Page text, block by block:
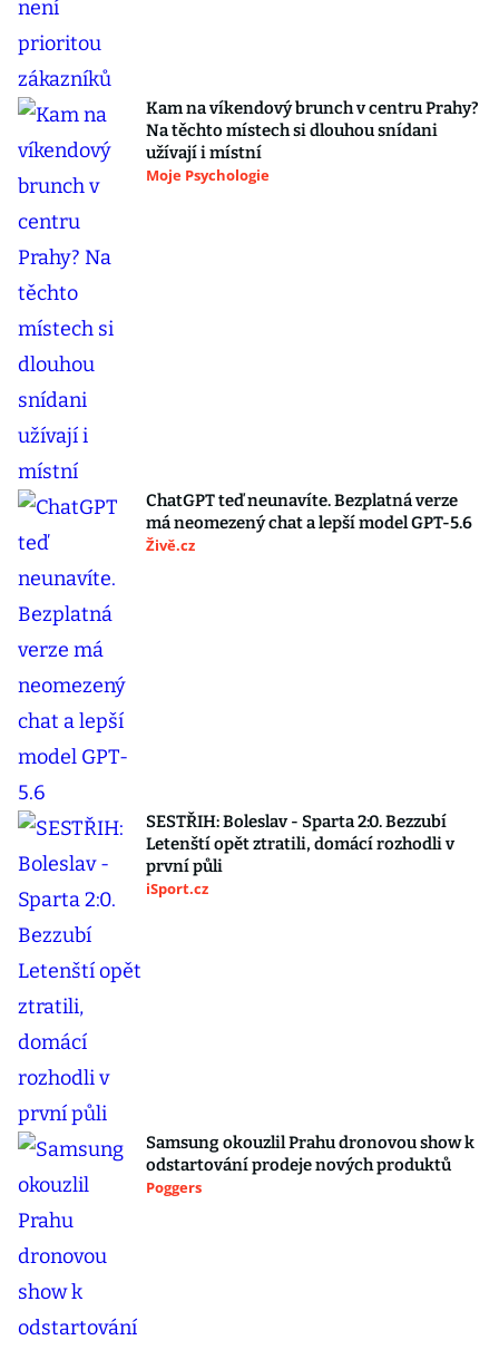
Kam na víkendový brunch v centru Prahy?
Na těchto místech si dlouhou snídani
užívají i místní
Moje Psychologie
ChatGPT teď neunavíte. Bezplatná verze
má neomezený chat a lepší model GPT-5.6
Živě.cz
SESTŘIH: Boleslav - Sparta 2:0. Bezzubí
Letenští opět ztratili, domácí rozhodli v
první půli
iSport.cz
Samsung okouzlil Prahu dronovou show k
odstartování prodeje nových produktů
Poggers